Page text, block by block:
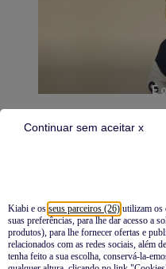
Kiabi e os seus parceiros (26) utilizam os
suas preferências, para lhe dar acesso a
produtos), para lhe fornecer ofertas e
relacionados com as redes sociais, além
tenha feito a sua escolha, conservá-la-
Continuar sem aceitar x
É
Novidades